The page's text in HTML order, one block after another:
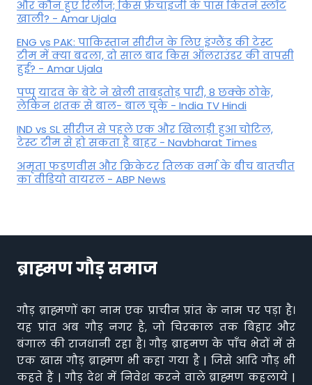
और कौन हुए रिलीज; किस फ्रेंचाइजी के पास कितने स्लॉट
खाली? - Amar Ujala
ENG vs PAK: पाकिस्तान सीरीज के लिए इंग्लैंड की टेस्ट
टीम में क्या बदला, दो साल बाद किस ऑलराउंडर की वापसी
हुई? - Amar Ujala
पप्पू यादव के बेटे ने खेली ताबड़तोड़ पारी, 8 छक्के ठोके,
लेकिन शतक से बाल- बाल चूके - India TV Hindi
IND vs SL सीरीज से पहले एक और खिलाड़ी हुआ चोटिल,
टेस्ट टीम से हो सकता है बाहर - Navbharat Times
अमृता फडणवीस और क्रिकेटर तिलक वर्मा के बीच बातचीत
का वीडियो वायरल - ABP News
ब्राह्मण गौड़ समाज
गौड़ ब्राह्मणों का नाम एक प्राचीन प्रांत के नाम पर पड़ा है।
यह प्रांत अब गौड़ नगर है, जो चिरकाल तक बिहार और
बंगाल की राजधानी रहा है। गौड़ ब्राहमण के पाँच भेदों में से
एक खास गौड़ ब्राह्मण भी कहा गया है | जिसे आदि गौड़ भी
कहते हैं | गौड़ देश में निवेश करने वाले ब्राह्मण कहलाये |